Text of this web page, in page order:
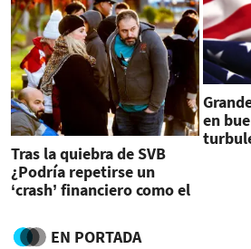
Tras la quiebra de SVB
¿Podría repetirse un
‘crash’ financiero como el
en
EN PORTADA